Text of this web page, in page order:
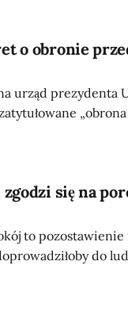
o obronie
urząd prezydenta
Białego Domu
płci, coraz
się na
to
do